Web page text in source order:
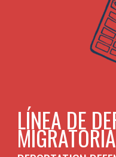
LÍNEA DE
MIGRATORIA